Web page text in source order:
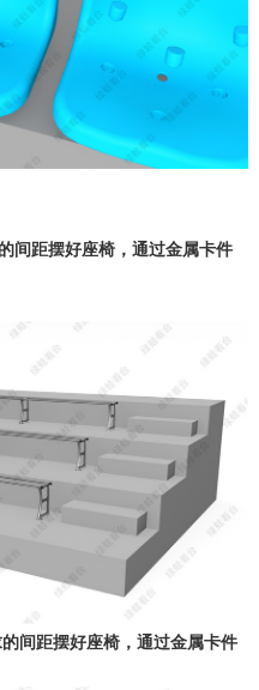
间距摆好座椅，通过金属卡件
间距摆好座椅，通过金属卡件